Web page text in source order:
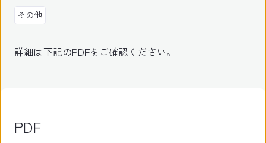
その他
詳細は下記のPDFをご確認ください。
PDF